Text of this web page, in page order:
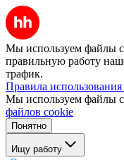
Мы используем файлы
правильную работу
трафик.
Правила
Мы используем файлы
файлов cookie
Понятно
Ищу работу